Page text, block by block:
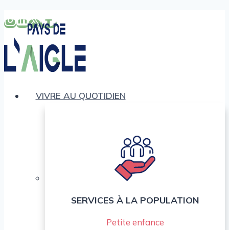
au
contenu
VIVRE AU QUOTIDIEN
SERVICES À LA POPULATION
Petite enfance